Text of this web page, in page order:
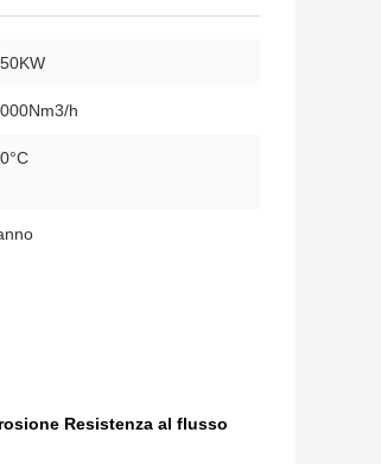
h
Resistenza al flusso